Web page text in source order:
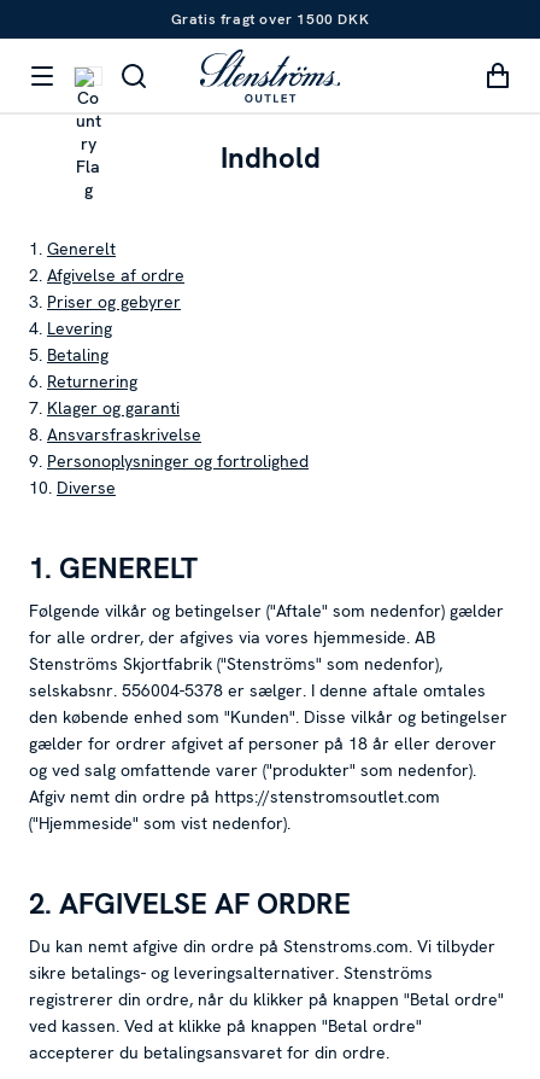
Gratis fragt over 1500 DKK
Indhold
1. Generelt
2. Afgivelse af ordre
3. Priser og gebyrer
4. Levering
5. Betaling
6. Returnering
7. Klager og garanti
8. Ansvarsfraskrivelse
9. Personoplysninger og fortrolighed
10. Diverse
1. GENERELT
Følgende vilkår og betingelser ("Aftale" som nedenfor) gælder
for alle ordrer, der afgives via vores hjemmeside. AB
Stenströms Skjortfabrik ("Stenströms" som nedenfor),
selskabsnr. 556004-5378 er sælger. I denne aftale omtales
den købende enhed som "Kunden". Disse vilkår og betingelser
gælder for ordrer afgivet af personer på 18 år eller derover
og ved salg omfattende varer ("produkter" som nedenfor).
Afgiv nemt din ordre på https://stenstromsoutlet.com
("Hjemmeside" som vist nedenfor).
2. AFGIVELSE AF ORDRE
Du kan nemt afgive din ordre på Stenstroms.com. Vi tilbyder
sikre betalings- og leveringsalternativer. Stenströms
registrerer din ordre, når du klikker på knappen "Betal ordre"
ved kassen. Ved at klikke på knappen "Betal ordre"
accepterer du betalingsansvaret for din ordre.